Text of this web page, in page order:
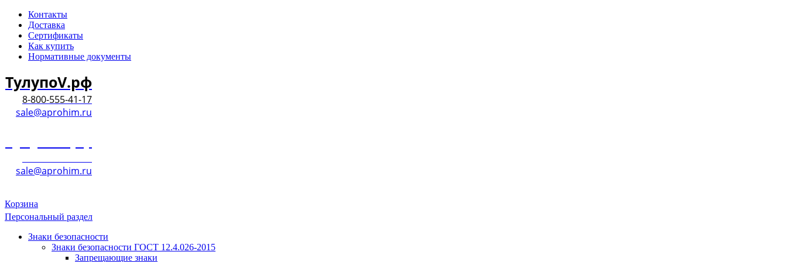
Контакты
Доставка
Сертификаты
Как купить
Нормативные документы
ТулупоV.рф
8-800-555-41-17
sale@aprohim.ru
sale@aprohim.ru
Корзина
Персональный раздел
Знаки безопасности
Знаки безопасности ГОСТ 12.4.026-2015
Запрещающие знаки